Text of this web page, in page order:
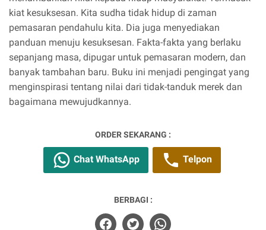
kiat kesuksesan. Kita sudha tidak hidup di zaman
pemasaran pendahulu kita. Dia juga menyediakan
panduan menuju kesuksesan. Fakta-fakta yang berlaku
sepanjang masa, dipugar untuk pemasaran modern, dan
banyak tambahan baru. Buku ini menjadi pengingat yang
menginspirasi tentang nilai dari tidak-tanduk merek dan
bagaimana mewujudkannya.
ORDER SEKARANG :
Chat WhatsApp Telpon
BERBAGI :